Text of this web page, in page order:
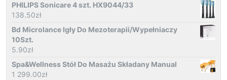
PHILIPS Sonicare 4 szt. HX9044/33
138.50zł
Bd Microlance Igły Do Mezoterapii/Wypełniaczy
10Szt.
5.90zł
Spa&Wellness Stół Do Masażu Składany Manual
1 299.00zł